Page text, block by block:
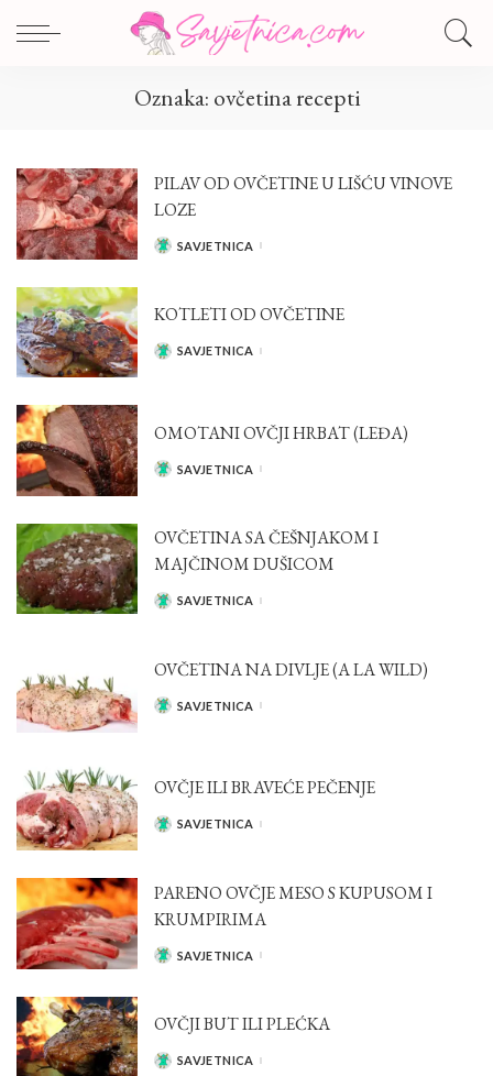
Oznaka: ovčetina recepti
PILAV OD OVČETINE U LIŠĆU VINOVE
LOZE
POSTED
SAVJETNICA
KOTLETI OD OVČETINE
POSTED
SAVJETNICA
OMOTANI OVČJI HRBAT (LEĐA)
POSTED
SAVJETNICA
OVČETINA SA ČEŠNJAKOM I
MAJČINOM DUŠICOM
POSTED
SAVJETNICA
OVČETINA NA DIVLJE (A LA WILD)
POSTED
SAVJETNICA
OVČJE ILI BRAVEĆE PEČENJE
POSTED
SAVJETNICA
PARENO OVČJE MESO S KUPUSOM I
KRUMPIRIMA
POSTED
SAVJETNICA
OVČJI BUT ILI PLEĆKA
POSTED
SAVJETNICA